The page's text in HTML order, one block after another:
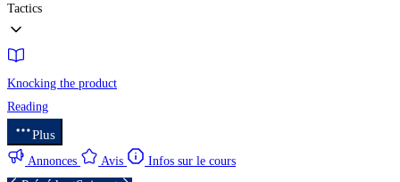
Tactics
Knocking the product
Reading
Plus
Annonces Avis Infos sur le cours